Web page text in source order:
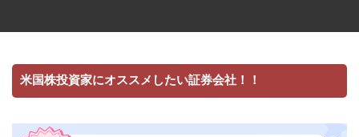
米国株投資家にオススメしたい証券会社！！